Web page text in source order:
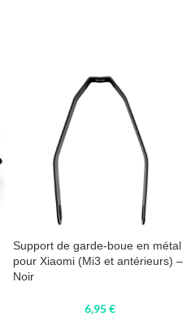
Support de garde-boue en métal
pour Xiaomi (Mi3 et antérieurs) –
Noir
6,95€